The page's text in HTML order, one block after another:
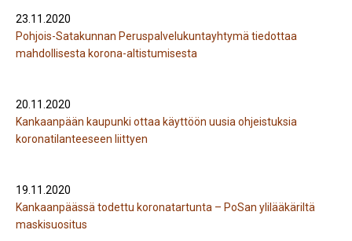
23.11.2020
Pohjois-Satakunnan Peruspalvelukuntayhtymä tiedottaa
mahdollisesta korona-altistumisesta
20.11.2020
Kankaanpään kaupunki ottaa käyttöön uusia ohjeistuksia
koronatilanteeseen liittyen
19.11.2020
Kankaanpäässä todettu koronatartunta – PoSan ylilääkäriltä
maskisuositus